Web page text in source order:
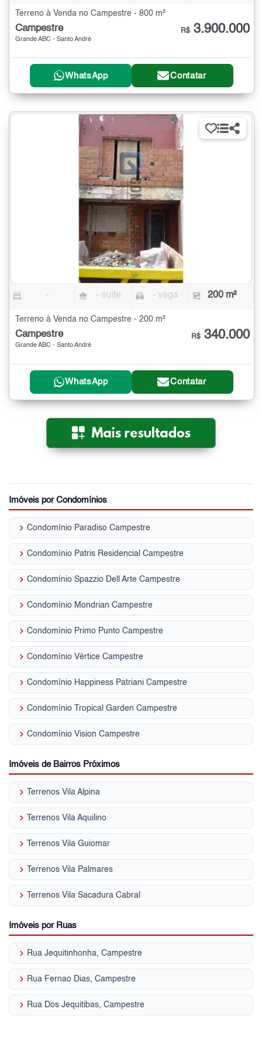
Terreno à Venda no Campestre - 800 m²
Campestre
Grande ABC - Santo André
R$ 3.900.000
WhatsApp Contatar
- - suíte - vaga 200 m²
Terreno à Venda no Campestre - 200 m²
Campestre
Grande ABC - Santo André
R$ 340.000
WhatsApp Contatar
Imóveis por Condomínios
keyboard_arrow_right Condomínio Paradiso Campestre
keyboard_arrow_right Condomínio Patris Residencial Campestre
keyboard_arrow_right Condomínio Spazzio Dell Arte Campestre
keyboard_arrow_right Condomínio Mondrian Campestre
keyboard_arrow_right Condomínio Primo Punto Campestre
keyboard_arrow_right Condomínio Vértice Campestre
keyboard_arrow_right Condomínio Happiness Patriani Campestre
keyboard_arrow_right Condomínio Tropical Garden Campestre
keyboard_arrow_right Condomínio Vision Campestre
Imóveis de Bairros Próximos
keyboard_arrow_right Terrenos Vila Alpina
keyboard_arrow_right Terrenos Vila Aquilino
keyboard_arrow_right Terrenos Vila Guiomar
keyboard_arrow_right Terrenos Vila Palmares
keyboard_arrow_right Terrenos Vila Sacadura Cabral
Imóveis por Ruas
keyboard_arrow_right Rua Jequitinhonha, Campestre
keyboard_arrow_right Rua Fernao Dias, Campestre
keyboard_arrow_right Rua Dos Jequitibas, Campestre